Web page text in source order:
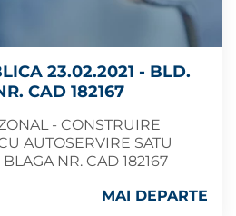
23.02.2021 - BLD.
CAD 182167
- CONSTRUIRE
AUTOSERVIRE SATU
NR. CAD 182167
MAI DEPARTE